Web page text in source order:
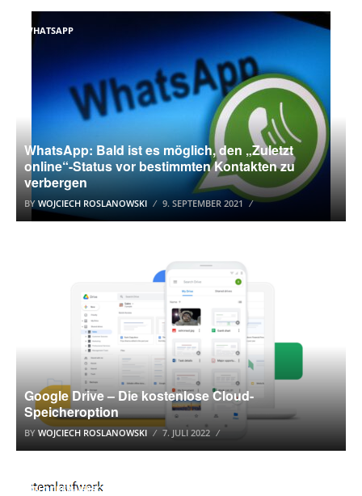
WHATSAPP
WhatsApp: Bald ist es möglich, den „Zuletzt
online“-Status vor bestimmten Kontakten zu
verbergen
BY WOJCIECH ROSLANOWSKI 9. SEPTEMBER 2021
Google Drive – Die kostenlose Cloud-
Speicheroption
BY WOJCIECH ROSLANOWSKI 7. JULI 2022
BITLOCKER-VERSCHLÜSSELUNG